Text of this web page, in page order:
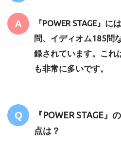
『POWER STAGE』
問、イディオム185問
録されています。これ
も非常に多いです。
『POWER STAGE』
点は？